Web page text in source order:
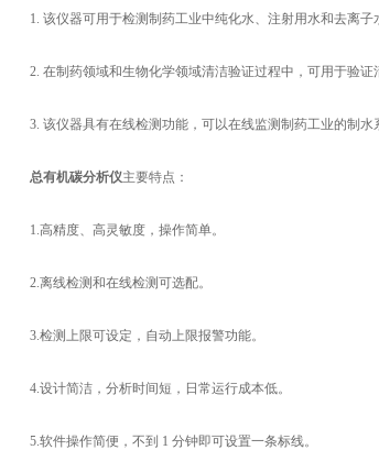
1. 该仪器可用于检测制药工业中纯化水、注射用水和去离子
2. 在制药领域和生物化学领域清洁验证过程中，可用于验证
3. 该仪器具有在线检测功能，可以在线监测制药工业的制水
总有机碳分析仪主要特点：
1.高精度、高灵敏度，操作简单。
2.离线检测和在线检测可选配。
3.检测上限可设定，自动上限报警功能。
4.设计简洁，分析时间短，日常运行成本低。
5.软件操作简便，不到 1 分钟即可设置一条标线。